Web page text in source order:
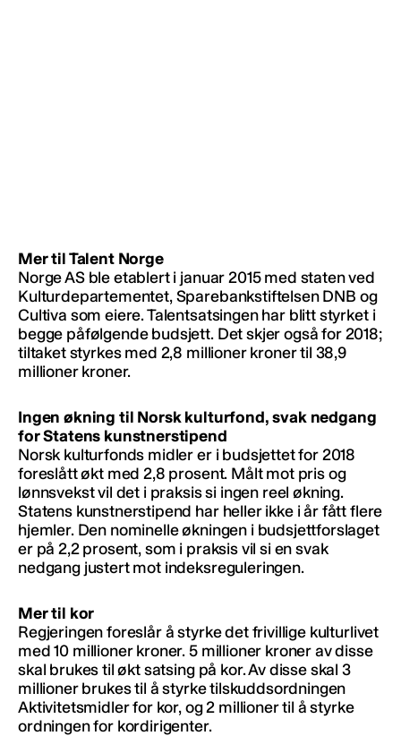
Mer til Talent Norge
Norge AS ble etablert i januar 2015 med staten ved
Kulturdepartementet, Sparebankstiftelsen DNB og
Cultiva som eiere. Talentsatsingen har blitt styrket i
begge påfølgende budsjett. Det skjer også for 2018;
tiltaket styrkes med 2,8 millioner kroner til 38,9
millioner kroner.
Ingen økning til Norsk kulturfond, svak nedgang
for Statens kunstnerstipend
Norsk kulturfonds midler er i budsjettet for 2018
foreslått økt med 2,8 prosent. Målt mot pris og
lønnsvekst vil det i praksis si ingen reel økning.
Statens kunstnerstipend har heller ikke i år fått flere
hjemler. Den nominelle økningen i budsjettforslaget
er på 2,2 prosent, som i praksis vil si en svak
nedgang justert mot indeksreguleringen.
Mer til kor
Regjeringen foreslår å styrke det frivillige kulturlivet
med 10 millioner kroner. 5 millioner kroner av disse
skal brukes til økt satsing på kor. Av disse skal 3
millioner brukes til å styrke tilskuddsordningen
Aktivitetsmidler for kor, og 2 millioner til å styrke
ordningen for kordirigenter.